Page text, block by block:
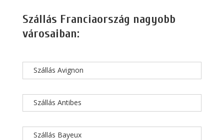
Szállás Franciaország nagyobb
városaiban:
Szállás Avignon
Szállás Antibes
Szállás Bayeux